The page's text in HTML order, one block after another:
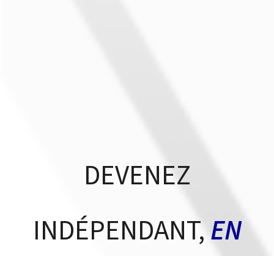
DEVENEZ
INDÉPENDANT,EN